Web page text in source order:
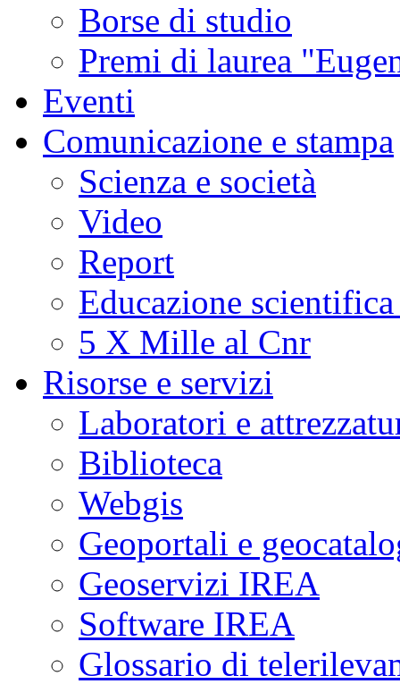
Borse di studio
Premi di laurea
Eventi
Comunicazione e stampa
Scienza e società
Video
Report
Educazione
5 X Mille al Cnr
Risorse e servizi
Laboratori e
Biblioteca
Webgis
Geoportali e
Geoservizi IREA
Software IREA
Glossario di